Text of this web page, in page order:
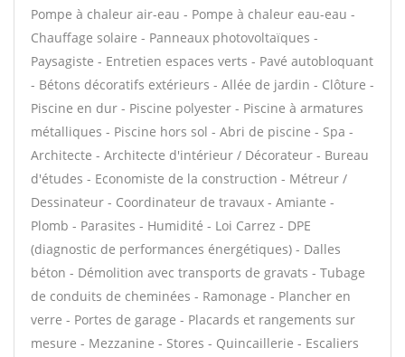
Pompe à chaleur air-eau - Pompe à chaleur eau-eau -
Chauffage solaire - Panneaux photovoltaïques -
Paysagiste - Entretien espaces verts - Pavé autobloquant
- Bétons décoratifs extérieurs - Allée de jardin - Clôture -
Piscine en dur - Piscine polyester - Piscine à armatures
métalliques - Piscine hors sol - Abri de piscine - Spa -
Architecte - Architecte d'intérieur / Décorateur - Bureau
d'études - Economiste de la construction - Métreur /
Dessinateur - Coordinateur de travaux - Amiante -
Plomb - Parasites - Humidité - Loi Carrez - DPE
(diagnostic de performances énergétiques) - Dalles
béton - Démolition avec transports de gravats - Tubage
de conduits de cheminées - Ramonage - Plancher en
verre - Portes de garage - Placards et rangements sur
mesure - Mezzanine - Stores - Quincaillerie - Escaliers